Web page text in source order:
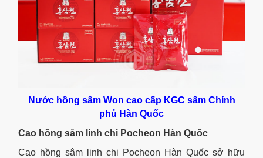
Nước hồng sâm Won cao cấp KGC sâm Chính
phủ Hàn Quốc
Cao hồng sâm linh chi Pocheon Hàn Quốc
Cao hồng sâm linh chi Pocheon Hàn Quốc sở hữu